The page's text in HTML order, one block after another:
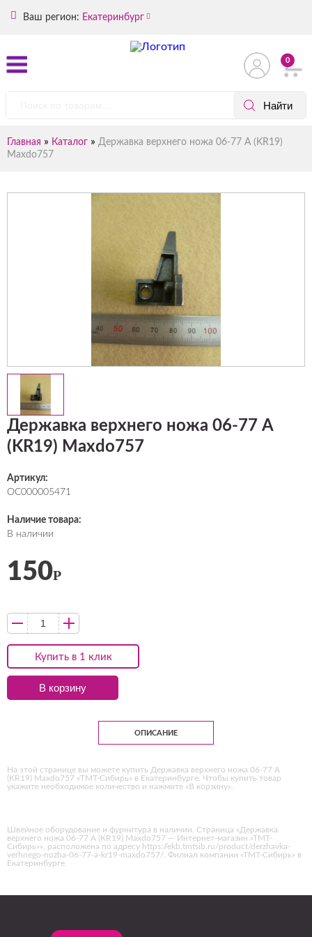
Ваш регион: Екатеринбург
0
Главная » Каталог » Державка верхнего ножа 06-77 A (KR19)
Maxdo757
Державка верхнего ножа 06-77 A
(KR19) Maxdo757
Артикул:
ОС000005471
Наличие товара:
В наличии
Купить в 1 клик
150Р
В корзину
ОПИСАНИЕ
На этой странице вы можете купить Державка верхнего ножа 06-77 A
(KR19) Maxdo757 «ТМТ-Сибирь» в Екатеринбурге. Чтобы купить товар
укажите необходимое количество и нажмите «В корзину».
Швейное оборудование и фурнитура в наличии. Страница «Державка
верхнего ножа 06-77 A (KR19) Maxdo757 — Интернет-магазин «ТМТ-
Сибирь»», расположена по адресу https://ekb.tmtsib.ru/product/derzhavka-
verhnego-nozha-06-77-a-kr19-maxdo757/. Филиал компании «ТМТ-Сибирь» в
Екатеринбурге.